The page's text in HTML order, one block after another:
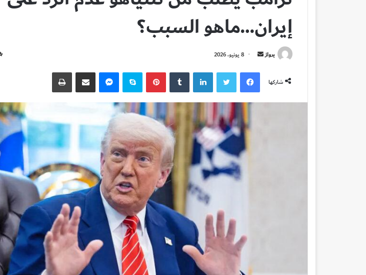
إيران…ماهو السبب؟
برواز
أرسل
إلكترونيا
8 يونيو، 2026
شاركها
فيسبوكتويتر لينكدإن ‏Tumblr بينتيريستسكايب ماسنجر مشاركة عبر البريد طباعة